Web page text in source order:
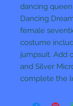
dancing
Dancing
female
costume
jumpsuit. Add
and Silver
complete the